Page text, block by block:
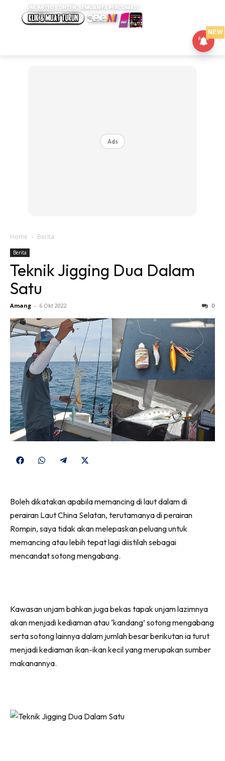
Ads
Home Berita
Berita
Teknik Jigging Dua Dalam
Satu
Amang - 6 Okt 2022 0
Share
Share
Share
(Twitter)
Boleh dikatakan apabila memancing di laut dalam di
perairan Laut China Selatan, terutamanya di perairan
Rompin, saya tidak akan melepaskan peluang untuk
memancing atau lebih tepat lagi diistilah sebagai
mencandat sotong mengabang.
Kawasan unjam bahkan juga bekas tapak unjam lazimnya
akan menjadi kediaman atau ‘kandang’ sotong mengabang
serta sotong lainnya dalam jumlah besar berikutan ia turut
menjadi kediaman ikan-ikan kecil yang merupakan sumber
makanannya.
NEW